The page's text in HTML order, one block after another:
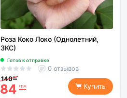
Роза Коко Локо (Однолетний,
ЗКС)
Готов к отправке
0 отзывов
140 грн
84 грн Купить